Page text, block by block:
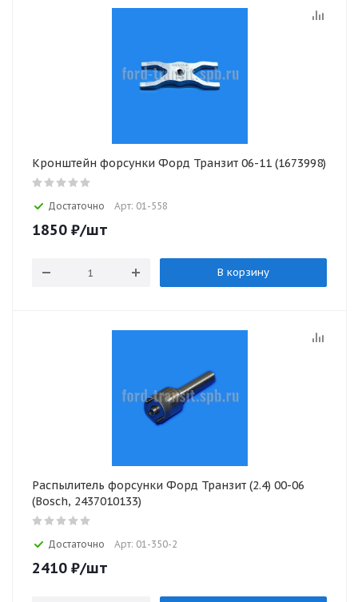
Кронштейн форсунки Форд Транзит 06-11 (1673998)
Достаточно Арт: 01-558
1850 ₽/шт
В корзину
Распылитель форсунки Форд Транзит (2.4) 00-06
(Bosch, 2437010133)
Достаточно Арт: 01-350-2
2410 ₽/шт